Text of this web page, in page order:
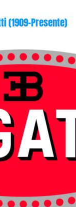
(1909-Presente)